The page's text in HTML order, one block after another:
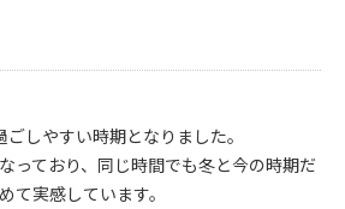
しやすい時期となりました。
っており、同じ時間でも冬と今の時期だ
て実感しています。